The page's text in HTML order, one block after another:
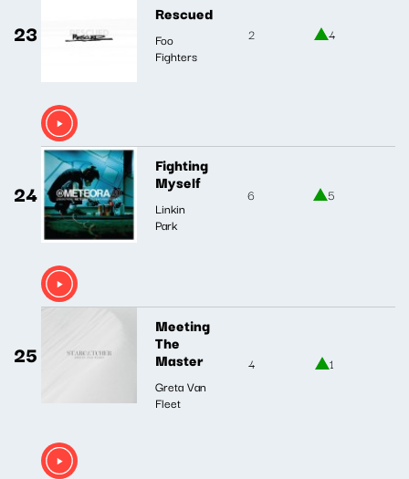
23
Rescued
Foo
Fighters
2 4
24
Fighting
Myself
Linkin
Park
6 5
25
Meeting
The
Master
Greta Van
Fleet
4 1